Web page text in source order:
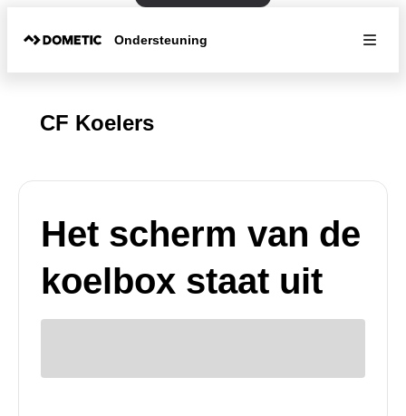
Ondersteuning
CF Koelers
Het scherm van de
koelbox staat uit